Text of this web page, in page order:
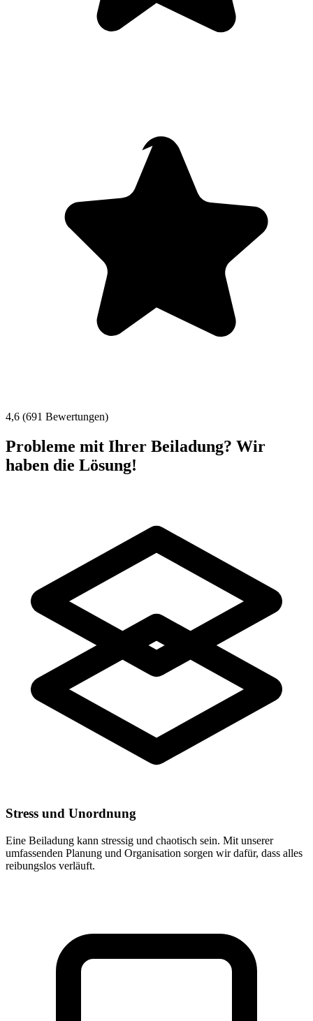
4,6 (691 Bewertungen)
Probleme mit Ihrer Beiladung? Wir
haben die Lösung!
Stress und Unordnung
Eine Beiladung kann stressig und chaotisch sein. Mit unserer
umfassenden Planung und Organisation sorgen wir dafür, dass alles
reibungslos verläuft.